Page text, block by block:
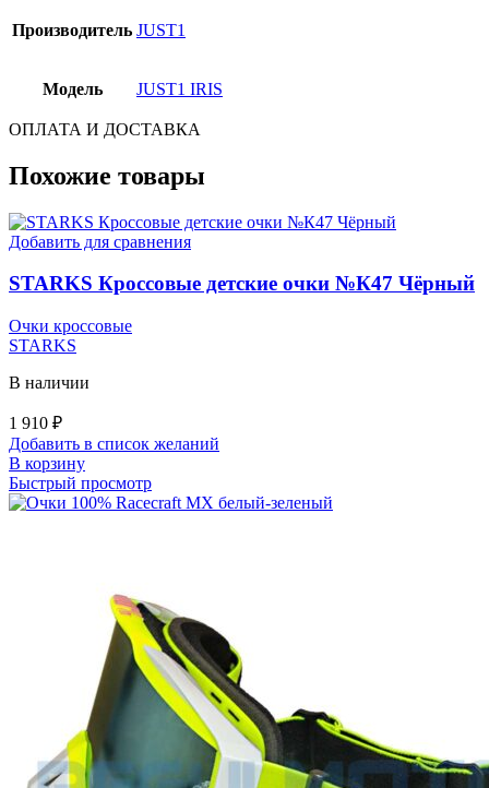
Производитель JUST1
Модель JUST1 IRIS
ОПЛАТА И ДОСТАВКА
Похожие товары
Добавить для сравнения
STARKS Кроссовые детские очки №К47 Чёрный
Очки кроссовые
STARKS
В наличии
1 910 ₽
Добавить в список желаний
В корзину
Быстрый просмотр